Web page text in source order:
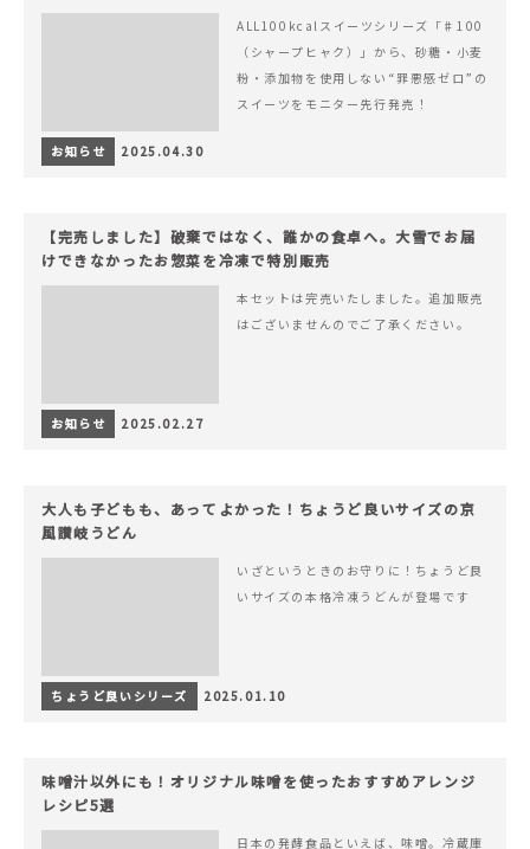
ツでヘルシーライフを。
ALL100kcalスイーツシリーズ「♯100
（シャープヒャク）」から、砂糖・小麦
粉・添加物を使用しない“罪悪感ゼロ”の
スイーツをモニター先行発売！
お知らせ 2025.04.30
【完売しました】破棄ではなく、誰かの食卓へ。大雪でお届
けできなかったお惣菜を冷凍で特別販売
本セットは完売いたしました。追加販売
はございませんのでご了承ください。
お知らせ 2025.02.27
大人も子どもも、あってよかった！ちょうど良いサイズの京
風讃岐うどん
いざというときのお守りに！ちょうど良
いサイズの本格冷凍うどんが登場です
ちょうど良いシリーズ 2025.01.10
味噌汁以外にも！オリジナル味噌を使ったおすすめアレンジ
レシピ5選
日本の発酵食品といえば、味噌。冷蔵庫